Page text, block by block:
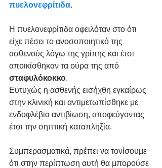
πυελονεφρίτιδα.
Η πυελονεφρίτιδα οφειλόταν στο ότι
είχε πέσει το ανοσοποιητικό της
ασθενούς λόγω της γρίπης και έτσι
αποικίσθηκαν τα ούρα της από
σταφυλόκοκκο.
Ευτυχώς η ασθενής εισήχθη εγκαίρως
στην κλινική και αντιμετωπίσθηκε με
ενδοφλέβια αντιβίωση, αποφεύγοντας
έτσι την σηπτική καταπληξία.
Συμπερασματικά, πρέπει να τονίσουμε
ότι στην περίπτωση αυτή θα μπορούσε